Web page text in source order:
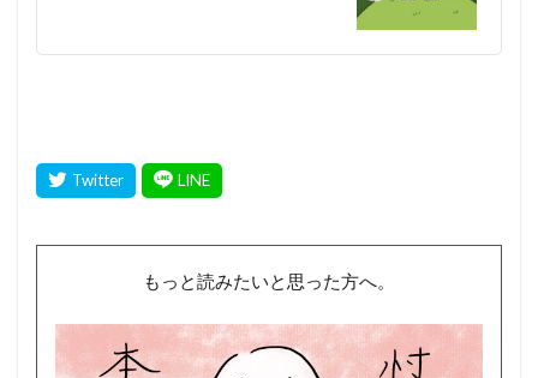
もっと読みたいと思った方へ。